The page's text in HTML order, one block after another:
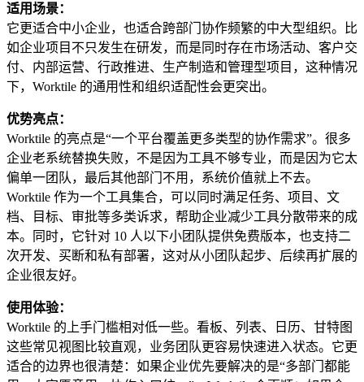
适用场景：
它更适合中小企业，也适合跨部门协作频繁的中大型组织。比
如企业项目不只发生在研发，而是同时存在市场活动、客户交
付、内部运营、行政推进、生产制造和管理型项目，这种情况
下，Worktile 的通用性和组织适配性会更突出。
优势亮点：
Worktile 的亮点是“一个平台覆盖更多类型的协作需求”。很多
企业老系统替换失败，不是因为工具不够专业，而是因为它太
偏单一团队，最后其他部门不用，系统价值就上不去。
Worktile 作为一个工具集合，可以同时满足任务、项目、文
档、目标、审批等多类诉求，帮助企业减少工具分散带来的成
本。同时，它针对 10 人以下小团队提供免费版本，也支持二
次开发、买断和私有部署，这对从小团队起步、后续再扩展的
企业很友好。
使用体验：
Worktile 的上手门槛相对低一些。看板、列表、日历、甘特图
这些常见视图比较直观，业务团队更容易快速进入状态。它更
适合的边界也很清楚：如果企业优先要解决的是“多部门都能